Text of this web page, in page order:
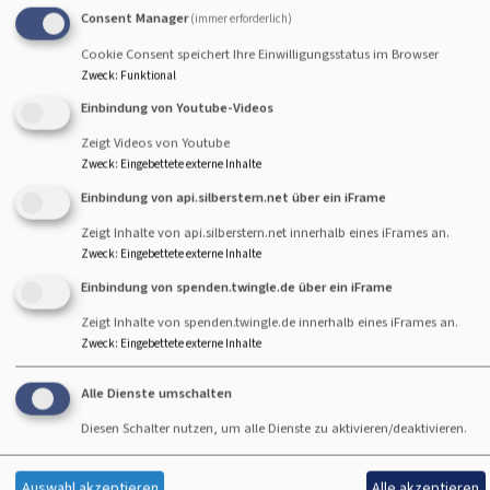
Dreifaltigkeitskirche unter Tel. 08341/ 95 18 - 0 oder
mail.
Christuskirche unter Tel. 08341/ 62 192 oder per
Fragen und Antworten zur Mitgliedschaft in der
evangelischen Kirche finden Sie hier:
https://kirchenmitgliedschaft.bayern-evangelisch.de/
Wenn Sie den Kircheneintritt nicht wie hier in der
Gemeinde üblich vollziehen wollen, können Sie dies auch
etwas anonymer bei der nächstgelegenen
Kircheneintrittsstelle tun:
http://www.zurueckzurkirche.de/
Weitere Informationen zum Kircheneintritt und ein
Glaubens-ABC finden Sie unter:
http://www.ekd.de/einsteiger/einsteiger.html
Consent Manager (immer erforderlich)
Cookie Consent speichert Ihre Einwilligungsstatus im Browser
Zweck: Funktional
Einbindung von Youtube-Videos
Zeigt Videos von Youtube
Zweck: Eingebettete externe Inhalte
Einbindung von api.silberstern.net über ein iFrame
Zeigt Inhalte von api.silberstern.net innerhalb eines iFrames an.
Zweck: Eingebettete externe Inhalte
Einbindung von spenden.twingle.de über ein iFrame
Zeigt Inhalte von spenden.twingle.de innerhalb eines iFrames an.
Zweck: Eingebettete externe Inhalte
Alle Dienste umschalten
Diesen Schalter nutzen, um alle Dienste zu aktivieren/deaktivieren.